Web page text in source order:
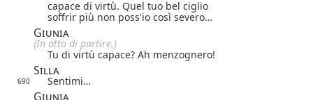
capace di virtù. Quel tuo bel ciglio
soffrir più non poss'io così severo…
Giunia
(In atto di partire.)
Tu di virtù capace? Ah menzognero!
Silla
690 Sentimi…
Giunia